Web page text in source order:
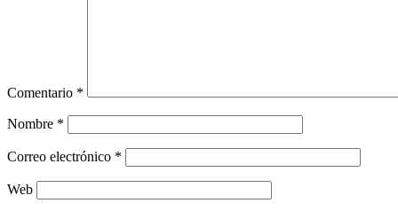
Comentario *
Nombre *
Correo electrónico *
Web